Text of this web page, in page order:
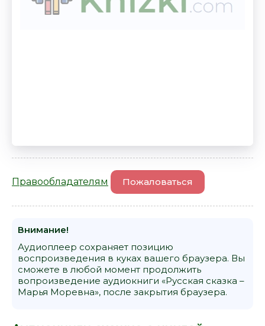
Правообладателям Пожаловаться
Внимание!
Аудиоплеер сохраняет позицию
воспроизведения в куках вашего браузера. Вы
сможете в любой момент продолжить
вопроизведение аудиокниги «Русская сказка –
Марья Моревна», после закрытия браузера.